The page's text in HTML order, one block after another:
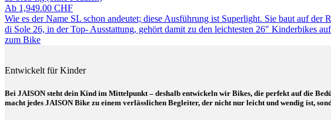
Ab 1,949.00 CHF
Wie es der Name SL schon andeutet; diese Ausführung ist Superlight. Sie baut auf
di Sole 26, in der Top- Ausstattung, gehört damit zu den leichtesten 26″ Kinderbikes
zum Bike
Entwickelt für Kinder
Bei JAISON steht dein Kind im Mittelpunkt – deshalb entwickeln wir Bikes, die perfekt auf die
macht jedes JAISON Bike zu einem verlässlichen Begleiter, der nicht nur leicht und wendig ist,